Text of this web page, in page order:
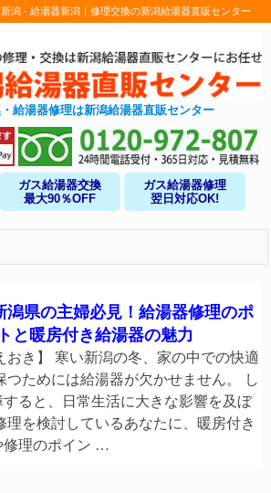
潟 - 給湯器新潟｜修理交換の新潟給湯器直販センター
給湯器修理は新潟給湯器直販センター
ガス給湯器交換
最大90％OFF
ガス給湯器修理
翌日対応OK!
潟県の主婦必見！給湯器修理のポ
と暖房付き給湯器の魅力
おき】 寒い新潟の冬、家の中での快適
つためには給湯器が欠かせません。 し
ると、日常生活に大きな影響を及ぼ
理を検討しているあなたに、暖房付き
修理のポイン …